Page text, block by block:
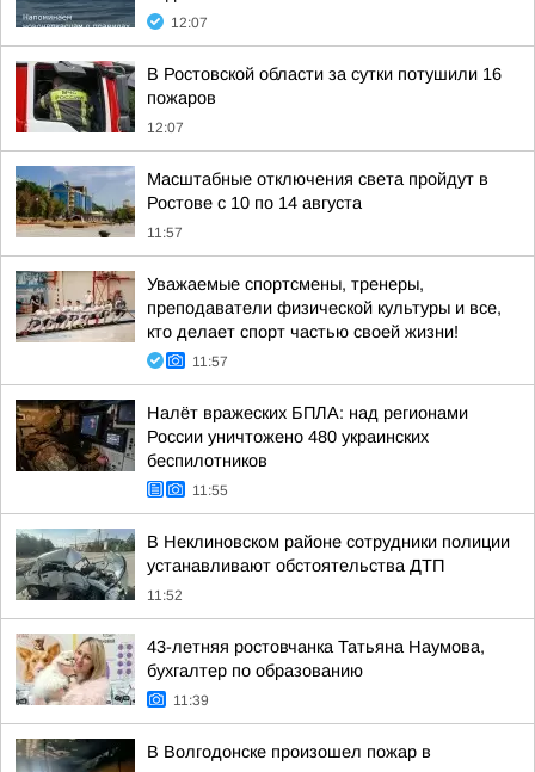
12:07
В Ростовской области за сутки потушили 16
пожаров
12:07
Масштабные отключения света пройдут в
Ростове с 10 по 14 августа
11:57
Уважаемые спортсмены, тренеры,
преподаватели физической культуры и все,
кто делает спорт частью своей жизни!
11:57
Налёт вражеских БПЛА: над регионами
России уничтожено 480 украинских
беспилотников
11:55
В Неклиновском районе сотрудники полиции
устанавливают обстоятельства ДТП
11:52
43-летняя ростовчанка Татьяна Наумова,
бухгалтер по образованию
11:39
В Волгодонске произошел пожар в